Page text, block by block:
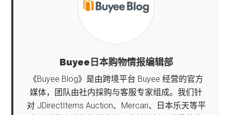
Buyee日本购物情报编辑部
《Buyee Blog》是由跨境平台 Buyee 经营的官方
媒体，团队由社内採购与客服专家组成。我们针
对 JDirectItems Auction、Mercari、日本乐天等平